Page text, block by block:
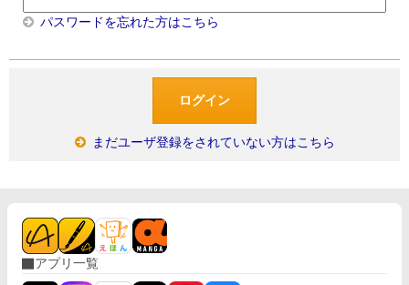
パスワードを忘れた方はこちら
まだユーザ登録をされていない方はこちら
アプリ一覧